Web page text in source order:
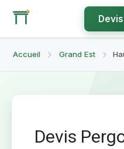
Accueil Grand Est
Devis